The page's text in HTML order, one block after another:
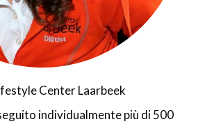
Center Laarbeek
individualmente più di 500